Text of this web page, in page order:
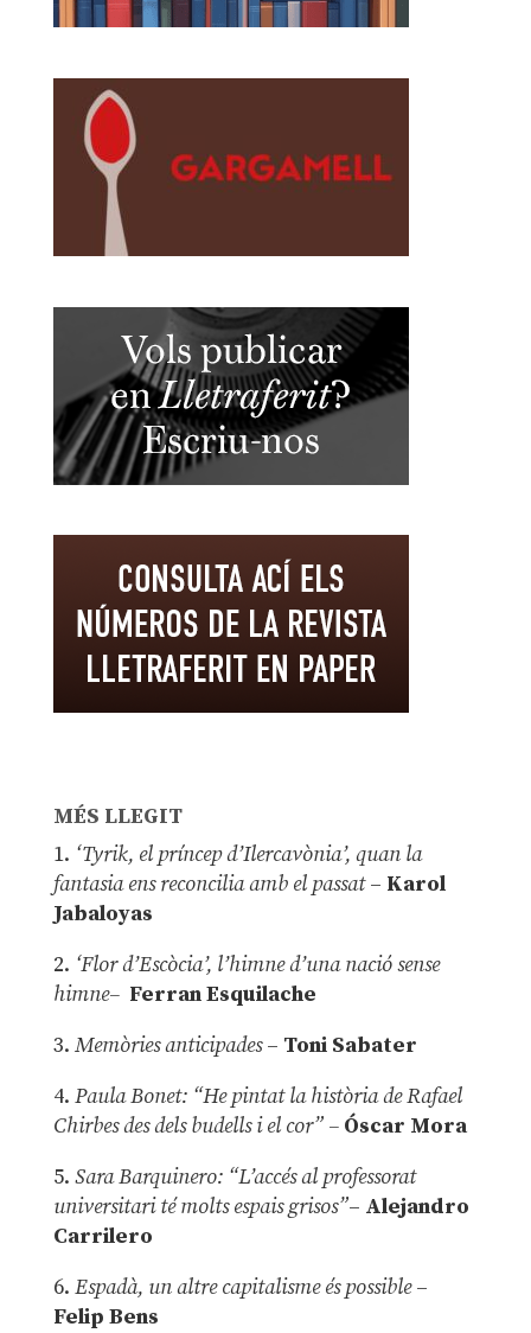
MÉS LLEGIT
1. ‘Tyrik, el príncep d’Ilercavònia’, quan la
fantasia ens reconcilia amb el passat– Karol
Jabaloyas
2. ‘Flor d’Escòcia’, l’himne d’una nació sense
himne– Ferran Esquilache
3. Memòries anticipades– Toni Sabater
4. Paula Bonet: “He pintat la història de Rafael
Chirbes des dels budells i el cor” –Óscar Mora
5. Sara Barquinero: “L’accés al professorat
universitari té molts espais grisos”– Alejandro
Carrilero
6. Espadà, un altre capitalisme és possible –
Felip Bens